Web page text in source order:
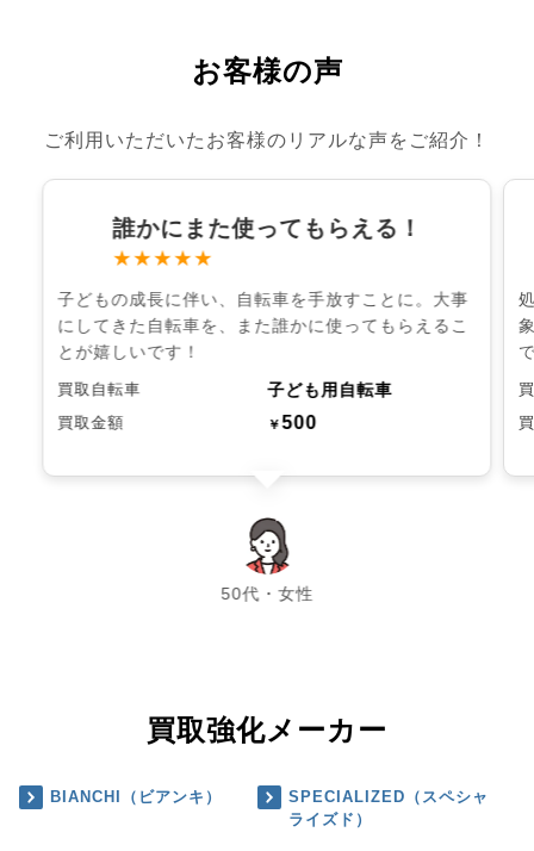
お客様の声
ご利用いただいたお客様のリアルな声をご紹介！
誰かにまた使ってもらえる！
★★★★★
子どもの成長に伴い、自転車を手放すことに。大事
にしてきた自転車を、また誰かに使ってもらえるこ
とが嬉しいです！
買取自転車 子ども用自転車
買取金額 ￥500
50代・女性
chevron_left chevron_right
買取強化メーカー
BIANCHI（ビアンキ）
SPECIALIZED（スペシャ
ライズド）